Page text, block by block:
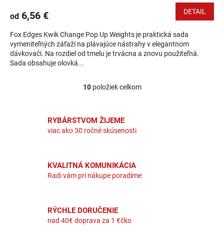
od 6,56 € DETAIL
Fox Edges Kwik Change Pop Up Weights je praktická sada
vymeniteľných záťaží na plávajúce nástrahy v elegantnom
dávkovači. Na rozdiel od tmelu je trvácna a znovu použiteľná.
Sada obsahuje olovká...
Ovládacie prvky výpisu
10položiek celkom
RYBÁRSTVOM ŽIJEME
viac ako 30 ročné skúsenosti
KVALITNÁ KOMUNIKÁCIA
Radi vám pri nákupe poradíme
RÝCHLE DORUČENIE
nad 40€ doprava za 1 €čko